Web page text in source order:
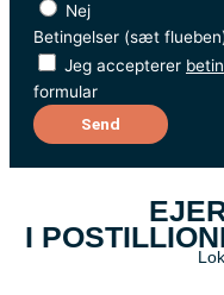
Nej
Betingelser (sæt
Jeg accepterer
formular
Send
I